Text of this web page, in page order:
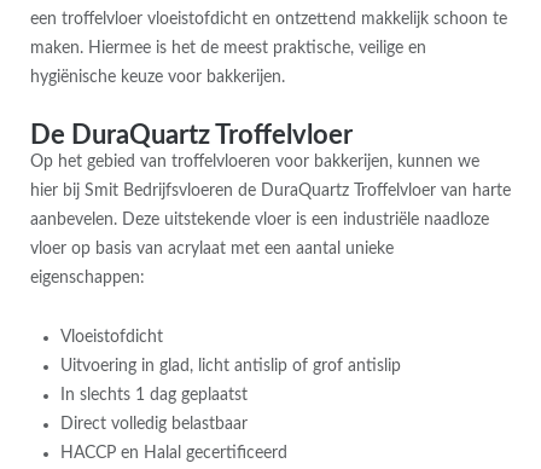
een troffelvloer vloeistofdicht en ontzettend makkelijk schoon te
maken. Hiermee is het de meest praktische, veilige en
hygiënische keuze voor bakkerijen.
De DuraQuartz Troffelvloer
Op het gebied van troffelvloeren voor bakkerijen, kunnen we
hier bij Smit Bedrijfsvloeren de DuraQuartz Troffelvloer van harte
aanbevelen. Deze uitstekende vloer is een industriële naadloze
vloer op basis van acrylaat met een aantal unieke
eigenschappen:
Vloeistofdicht
Uitvoering in glad, licht antislip of grof antislip
In slechts 1 dag geplaatst
Direct volledig belastbaar
HACCP en Halal gecertificeerd